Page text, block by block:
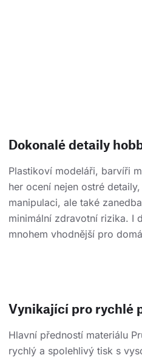
Dokonalé detaily
Plastikoví modeláři, barvíři
her ocení nejen ostré
manipulaci, ale také
minimální zdravotní rizika. I
mnohem vhodnější pro
Vynikající pro rychlé
Hlavní předností materiálu
rychlý a spolehlivý tisk s